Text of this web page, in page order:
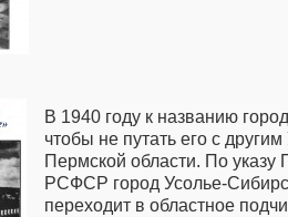
В 1940 году к названию
чтобы не путать его с
Пермской области. По
РСФСР город Усолье-
переходит в областное